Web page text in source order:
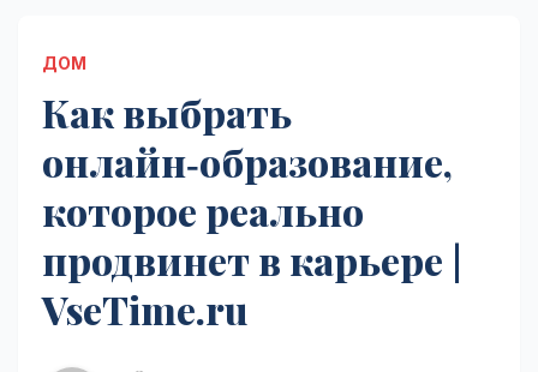
ДОМ
Как выбрать
онлайн‑образование,
которое реально
продвинет в карьере |
VseTime.ru